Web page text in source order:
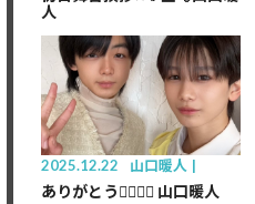
人
2025.12.22 山口暖人
ありがとう👨‍❤️‍💋‍👨 山口暖人